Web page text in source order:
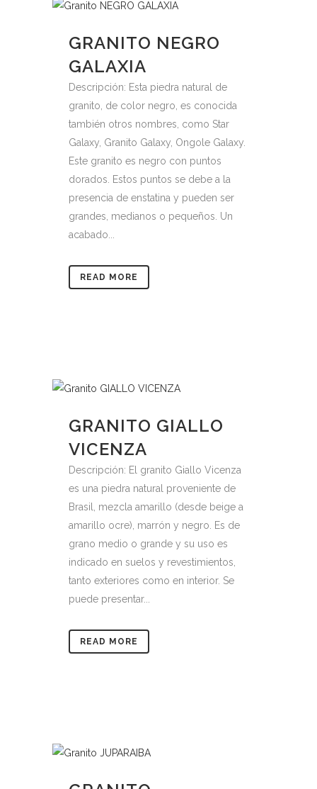
GRANITO NEGRO
GALAXIA
Descripción: Esta piedra natural de
granito, de color negro, es conocida
también otros nombres, como Star
Galaxy, Granito Galaxy, Ongole Galaxy.
Este granito es negro con puntos
dorados. Estos puntos se debe a la
presencia de enstatina y pueden ser
grandes, medianos o pequeños. Un
acabado...
READ MORE
GRANITO GIALLO
VICENZA
Descripción: El granito Giallo Vicenza
es una piedra natural proveniente de
Brasil, mezcla amarillo (desde beige a
amarillo ocre), marrón y negro. Es de
grano medio o grande y su uso es
indicado en suelos y revestimientos,
tanto exteriores como en interior. Se
puede presentar...
READ MORE